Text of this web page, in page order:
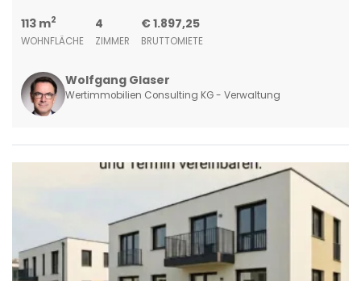
113 m2
WOHNFLÄCHE
4
ZIMMER
€ 1.897,25
BRUTTOMIETE
Wolfgang Glaser
Wertimmobilien Consulting KG - Verwaltung